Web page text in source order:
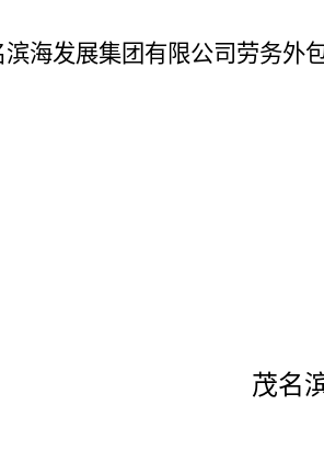
发展集团有限公司劳务外
茂名